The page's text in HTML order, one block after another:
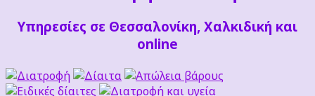
Υπηρεσίες σε Θεσσαλονίκη, Χαλκιδική και
online